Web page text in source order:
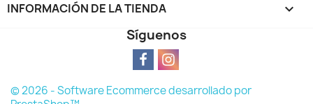
INFORMACIÓN DE LA TIENDA keyboard_arrow_down
Síguenos
© 2026 - Software Ecommerce desarrollado por